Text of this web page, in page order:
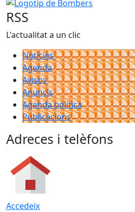
RSS
L'actualitat a un clic
Notícies
Agenda
Avisos
Anuncis
Agenda política
Publicacions
Adreces i telèfons
Accedeix